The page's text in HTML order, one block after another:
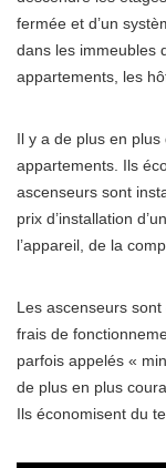
fermée et d’un
dans les immeubles
appartements, les
Il y a de plus en plus
appartements. Ils
ascenseurs sont
prix d’installation
l’appareil, de la
Les ascenseurs
frais de
parfois appelés «
de plus en plus
Ils économisent du